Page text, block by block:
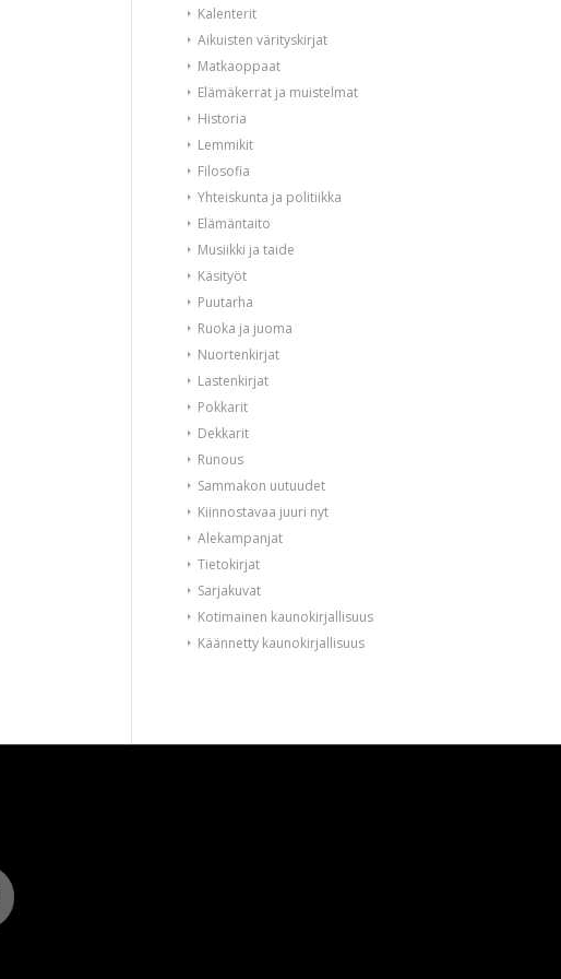
Kalenterit
Aikuisten värityskirjat
Matkaoppaat
Elämäkerrat ja muistelmat
Historia
Lemmikit
Filosofia
Yhteiskunta ja politiikka
Elämäntaito
Musiikki ja taide
Käsityöt
Puutarha
Ruoka ja juoma
Nuortenkirjat
Lastenkirjat
Pokkarit
Dekkarit
Runous
Sammakon uutuudet
Kiinnostavaa juuri nyt
Alekampanjat
Tietokirjat
Sarjakuvat
Kotimainen kaunokirjallisuus
Käännetty kaunokirjallisuus